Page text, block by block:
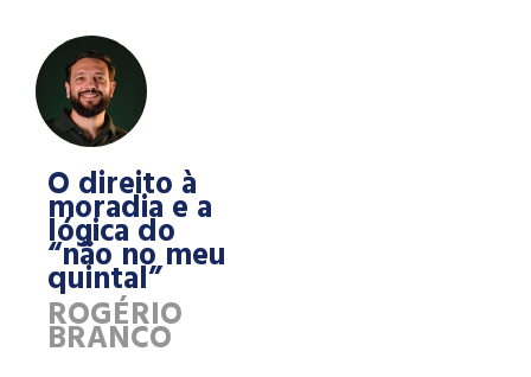
O direito à
moradia e a
lógica do
“não no meu
quintal”
ROGÉRIO
BRANCO